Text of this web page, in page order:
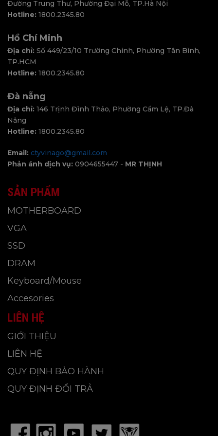
Đường Trung Thư, Phường Đại Mỗ, TP.Hà Nội
Hotline: 1800.2345.80
Hồ Chí Minh
Địa chỉ: Số 449/23/10 Trường Chinh, Phường Tân Bình,
TP.HCM
Hotline: 1800.2345.80
Đà nẵng
Địa chỉ: 146 Trịnh Đình Thảo, Phường Cẩm Lệ, TP.Đà
Nẵng
Hotline: 1800.2345.80
Email: ctyvinago@gmail.com
Phản ánh dịch vụ: 0904655447 - MR THỊNH
SẢN PHẨM
MOTHERBOARD
VGA
SSD
DRAM
Keyboard/Mouse
Accesories
LIÊN HỆ
GIỚI THIỆU
LIÊN HỆ
QUY ĐỊNH BẢO HÀNH
QUY ĐỊNH ĐỔI TRẢ